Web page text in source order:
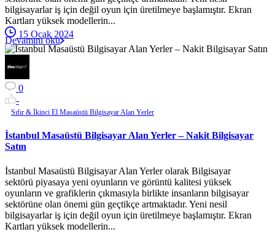
bilgisayarlar iş için değil oyun için üretilmeye başlamıştır. Ekran
Kartları yüksek modellerin...
15 Ocak 2024
Devamını oku
0
-
Sıfır & İkinci El Masaüstü Bilgisayar Alan Yerler
İstanbul Masaüstü Bilgisayar Alan Yerler – Nakit Bilgisayar
Satın
İstanbul Masaüstü Bilgisayar Alan Yerler olarak Bilgisayar
sektörü piyasaya yeni oyunların ve görüntü kalitesi yüksek
oyunların ve grafiklerin çıkmasıyla birlikte insanların bilgisayar
sektörüne olan önemi gün geçtikçe artmaktadır. Yeni nesil
bilgisayarlar iş için değil oyun için üretilmeye başlamıştır. Ekran
Kartları yüksek modellerin...